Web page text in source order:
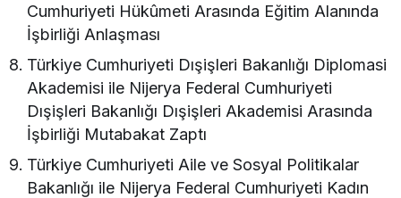
Cumhuriyeti Hükûmeti Arasında Eğitim Alanında
İşbirliği Anlaşması
Türkiye Cumhuriyeti Dışişleri Bakanlığı Diplomasi
Akademisi ile Nijerya Federal Cumhuriyeti
Dışişleri Bakanlığı Dışişleri Akademisi Arasında
İşbirliği Mutabakat Zaptı
Türkiye Cumhuriyeti Aile ve Sosyal Politikalar
Bakanlığı ile Nijerya Federal Cumhuriyeti Kadın